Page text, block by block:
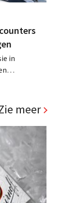
in
meer